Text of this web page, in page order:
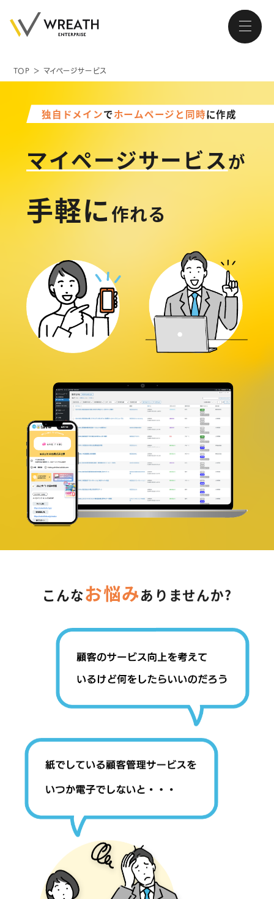
ホームページ制作会社
会社紹介
コンテンツ
ブログ
情報セキュリティに関する方針
プライバシーポリシー
06-6940-0662
TOP ＞ マイページサービス
独自ドメインでホームページと同時に作成
マイページサービスが
手軽に作れる
こんなお悩みありませんか?